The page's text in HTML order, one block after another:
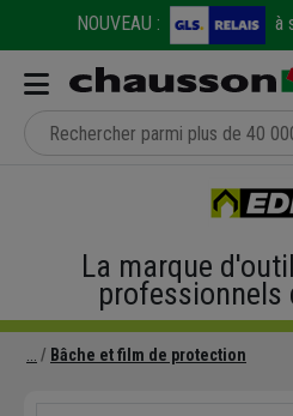
NOUVEAU : à
La marque
professionnels
Bâche et film de protection